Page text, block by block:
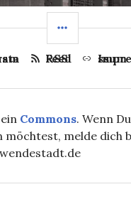
RSS Feed Impressum
Commons. Wenn
melde dich